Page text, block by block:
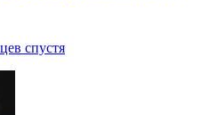
спустя